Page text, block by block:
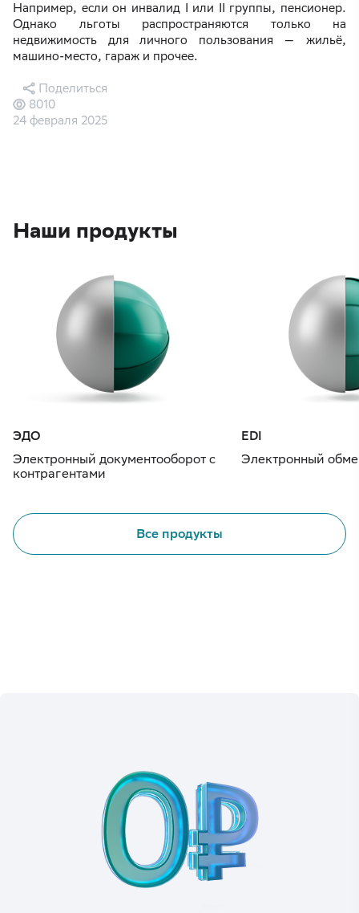
Например, если он инвалид I или II группы, пенсионер.
Однако льготы распространяются только на
недвижимость для личного пользования — жильё,
машино-место, гараж и прочее.
24 февраля 2025
8010
Поделиться
Наши продукты
ЭДО
Электронный документооборот с
контрагентами
EDI
Электронный
Все продукты